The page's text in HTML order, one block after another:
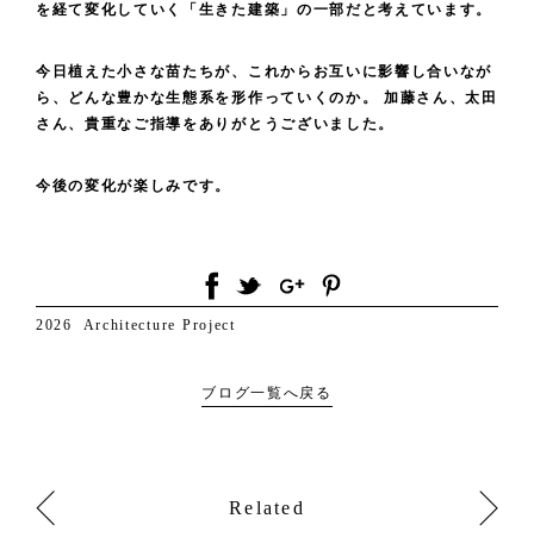
を経て変化していく「生きた建築」の一部だと考えています。
今日植えた小さな苗たちが、これからお互いに影響し合いなが
ら、どんな豊かな生態系を形作っていくのか。 加藤さん、太田
さん、貴重なご指導をありがとうございました。
今後の変化が楽しみです。
2026 Architecture Project
ブログ一覧へ戻る
Related